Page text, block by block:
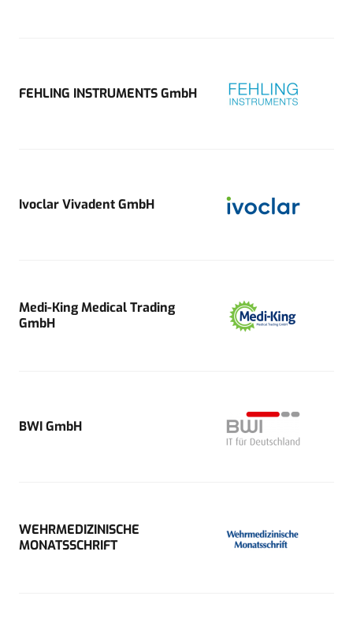
FEHLING INSTRUMENTS GmbH
Ivoclar Vivadent GmbH
Medi-King Medical Trading
GmbH
BWI GmbH
WEHRMEDIZINISCHE
MONATSSCHRIFT